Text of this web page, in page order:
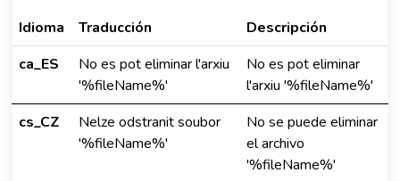
Idioma Traducción
Descripción
ca_ES
No es pot eliminar l'arxiu
'%fileName%'
No es pot eliminar
l'arxiu '%fileName%'
cs_CZ
Nelze odstranit soubor
'%fileName%'
No se puede eliminar
el archivo
'%fileName%'